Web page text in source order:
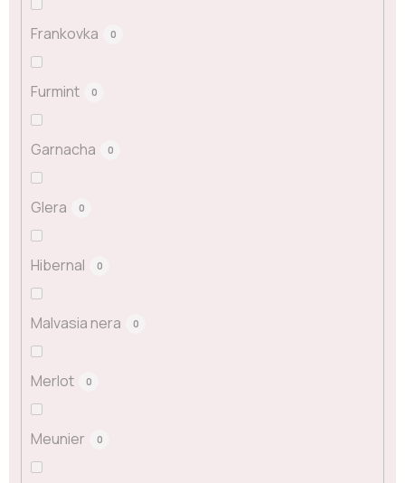
Frankovka 0
Furmint 0
Garnacha 0
Glera 0
Hibernal 0
Malvasia nera 0
Merlot 0
Meunier 0